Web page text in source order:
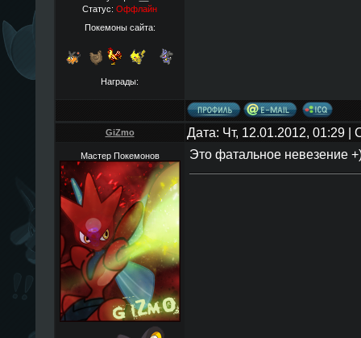
Статус: Оффлайн
Покемоны сайта:
Награды:
GiZmo Дата: Чт, 12.01.2012, 01:29
Мастер Покемонов Это фатальное невезение